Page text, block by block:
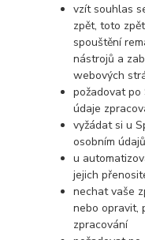
vzít souhlas
zpět, toto
spouštění
nástrojů a
webových
požadovat po
údaje
vyžádat si u
osobním
u
jejich
nechat vaše
nebo opravit,
zpracování